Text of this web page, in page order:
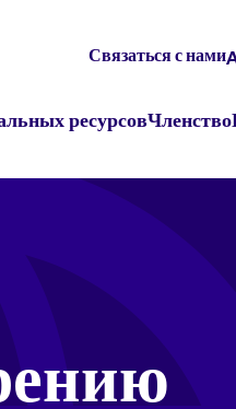
Связаться с нами
ресурсовЧленство